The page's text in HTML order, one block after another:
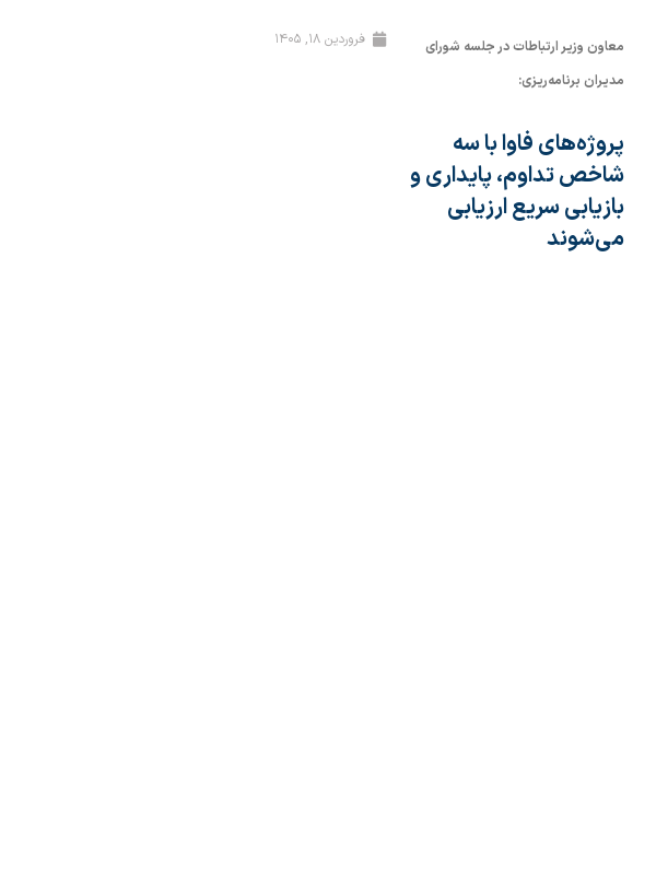
معاون وزیر ارتباطات در جلسه شورای
مدیران برنامه‌ریزی:
پروژه‌های فاوا با سه
شاخص تداوم، پایداری و
بازیابی سریع ارزیابی
می‌شوند
فروردین ۱۸, ۱۴۰۵